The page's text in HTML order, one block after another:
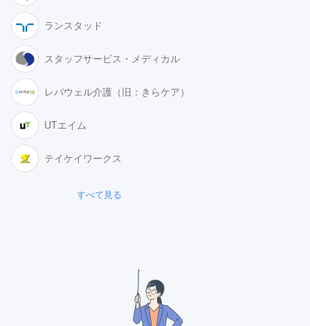
ランスタッド
スタッフサービス・メディカル
レバウェル介護（旧：きらケア）
UTエイム
テイケイワークス
すべて見る